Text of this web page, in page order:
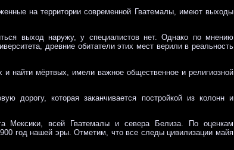
на территории современной Гватемалы, имеют выходы
выход наружу, у специалистов нет. Однако по мнению
древние обитатели этих мест верили в реальность
найти мёртвых, имели важное общественное и религиозной
дорогу, которая заканчивается постройкой из колонн и
Мексики, всей Гватемалы и севера Белиза. По оценкам
год нашей эры. Отметим, что все следы цивилизации майя